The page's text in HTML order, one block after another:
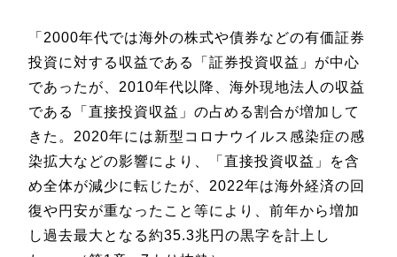
「2000年代では海外の株式や債券などの有価証券
投資に対する収益である「証券投資収益」が中心
であったが、2010年代以降、海外現地法人の収益
である「直接投資収益」の占める割合が増加して
きた。2020年には新型コロナウイルス感染症の感
染拡大などの影響により、「直接投資収益」を含
め全体が減少に転じたが、2022年は海外経済の回
復や円安が重なったこと等により、前年から増加
し過去最大となる約35.3兆円の黒字を計上し